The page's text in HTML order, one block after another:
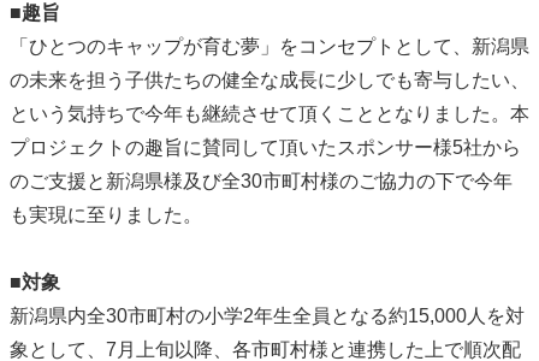
■趣旨
「ひとつのキャップが育む夢」をコンセプトとして、新潟県
の未来を担う子供たちの健全な成長に少しでも寄与したい、
という気持ちで今年も継続させて頂くこととなりました。本
プロジェクトの趣旨に賛同して頂いたスポンサー様5社から
のご支援と新潟県様及び全30市町村様のご協力の下で今年
も実現に至りました。
■対象
新潟県内全30市町村の小学2年生全員となる約15,000人を対
象として、7月上旬以降、各市町村様と連携した上で順次配